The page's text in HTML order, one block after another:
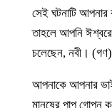
সেই ঘটনাটি
তাহলে আপনি
চলেছেন, নবী।
আপনাকে আপনার
মানুষের পাপ গোপন